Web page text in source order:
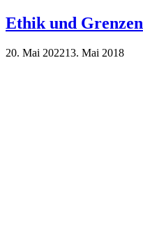
Ethik und Grenzen
20. Mai 202213. Mai 2018